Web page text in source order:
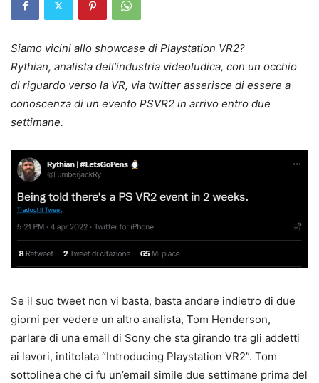
Siamo vicini allo showcase di Playstation VR2?
Rythian, analista dell’industria videoludica, con un occhio
di riguardo verso la VR, via twitter asserisce di essere a
conoscenza di un evento PSVR2 in arrivo entro due
settimane.
Se il suo tweet non vi basta, basta andare indietro di due
giorni per vedere un altro analista, Tom Henderson,
parlare di una email di Sony che sta girando tra gli addetti
ai lavori, intitolata “Introducing Playstation VR2”. Tom
sottolinea che ci fu un’email simile due settimane prima del